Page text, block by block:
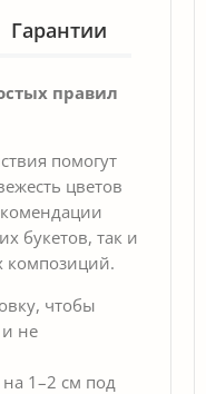
Гарантии
правил
помогут
цветов
букетов, так и
композиций.
чтобы
не
1–2 см под